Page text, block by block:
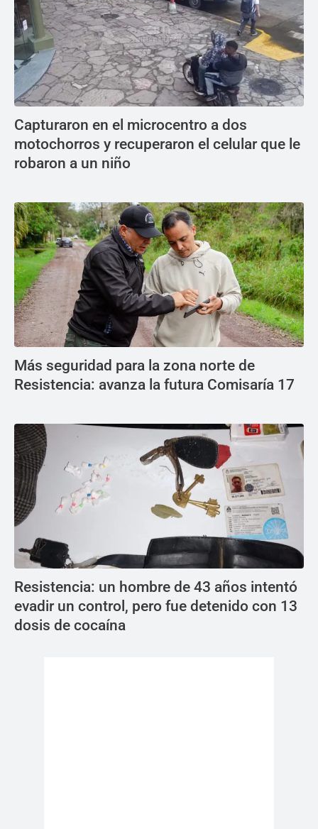
Capturaron en el microcentro a dos
motochorros y recuperaron el celular que le
robaron a un niño
Más seguridad para la zona norte de
Resistencia: avanza la futura Comisaría 17
Resistencia: un hombre de 43 años intentó
evadir un control, pero fue detenido con 13
dosis de cocaína